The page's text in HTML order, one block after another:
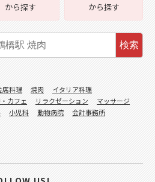
から探す
から探す
検索
席料理 焼肉
イタリア料理
カフェ リラクゼーション
マッサージ
小児科 動物病院
会計事務所